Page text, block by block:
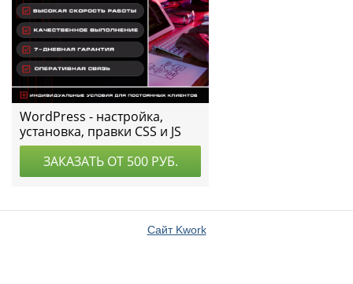
Сайт Kwork